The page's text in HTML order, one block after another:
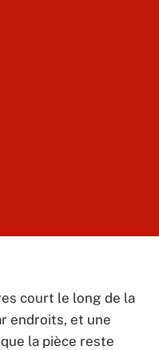
court le long de la
endroits, et une
la pièce reste